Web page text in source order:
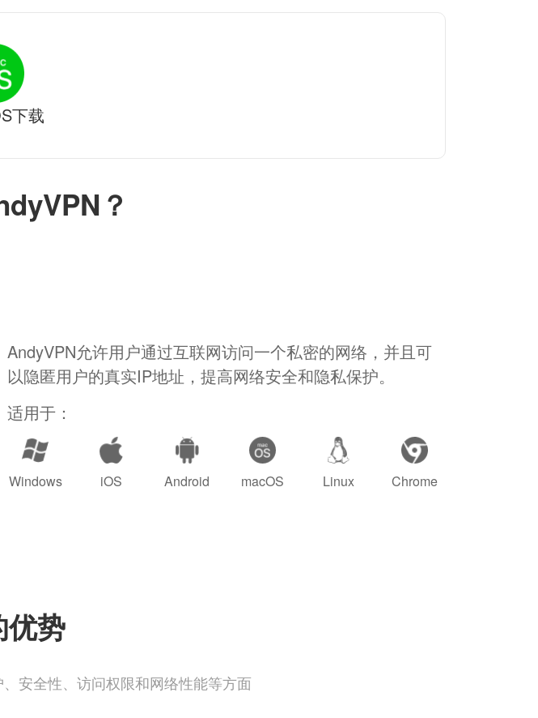
？
AndyVPN允许用户通过互联网访问一个私密的网络，并且可
以隐匿用户的真实IP地址，提高网络安全和隐私保护。
适用于：
Windows iOS Android macOS Linux Chrome
势
安全性、访问权限和网络性能等方面
下载